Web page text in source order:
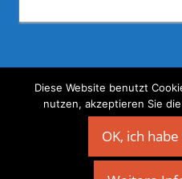
Diese Website benutzt
nutzen, akzeptieren Sie
OK, ich